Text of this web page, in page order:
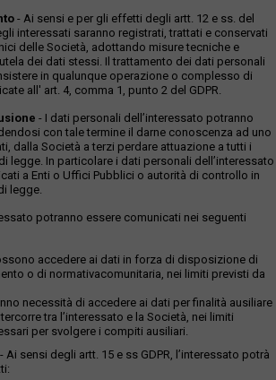
- Ai sensi e per gli effetti degli artt. 12 e ss. del
interessati saranno registrati, trattati e conservati
delle Società, adottando misure tecniche e
dei dati stessi. Il trattamento dei dati personali
in qualunque operazione o complesso di
all' art. 4, comma 1, punto 2 del GDPR.
- I dati personali dell’interessato potranno
con tale termine il darne conoscenza ad uno
dalla Società a terzi perdare attuazione a tutti i
legge. In particolare i dati personali dell’interessato
a Enti o Uffici Pubblici o autorità di controllo in
legge.
potranno essere comunicati nei seguenti
accedere ai dati in forza di disposizione di
o di normativacomunitaria, nei limiti previsti da
necessità di accedere ai dati per finalità ausiliare
tra l’interessato e la Società, nei limiti
per svolgere i compiti ausiliari.
- Ai sensi degli artt. 15 e ss GDPR, l’interessato potrà